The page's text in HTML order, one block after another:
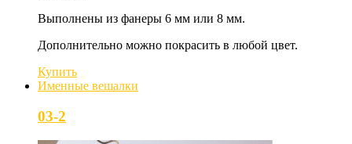
Выполнены из фанеры 6 мм или 8 мм.
Дополнительно можно покрасить в любой цвет.
Купить
Именные вешалки
03-2